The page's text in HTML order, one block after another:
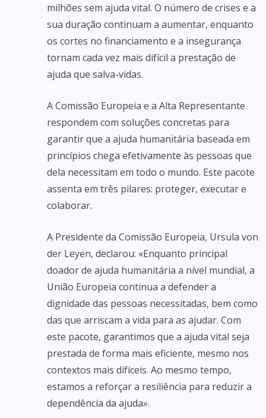
milhões sem ajuda vital. O número de crises e a
sua duração continuam a aumentar, enquanto
os cortes no financiamento e a insegurança
tornam cada vez mais difícil a prestação de
ajuda que salva-vidas.
A Comissão Europeia e a Alta Representante
respondem com soluções concretas para
garantir que a ajuda humanitária baseada em
princípios chega efetivamente às pessoas que
dela necessitam em todo o mundo. Este pacote
assenta em três pilares: proteger, executar e
colaborar.
A Presidente da Comissão Europeia, Ursula von
der Leyen, declarou: «Enquanto principal
doador de ajuda humanitária a nível mundial, a
União Europeia continua a defender a
dignidade das pessoas necessitadas, bem como
das que arriscam a vida para as ajudar. Com
este pacote, garantimos que a ajuda vital seja
prestada de forma mais eficiente, mesmo nos
contextos mais difíceis. Ao mesmo tempo,
estamos a reforçar a resiliência para reduzir a
dependência da ajuda».